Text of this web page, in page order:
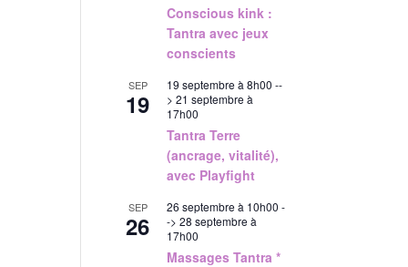
Conscious kink :
Tantra avec jeux
conscients
SEP
19
19 septembre à 8h00 --
>21 septembre à
17h00
Tantra Terre
(ancrage, vitalité),
avec Playfight
SEP
26
26 septembre à 10h00 -
->28 septembre à
17h00
Massages Tantra *